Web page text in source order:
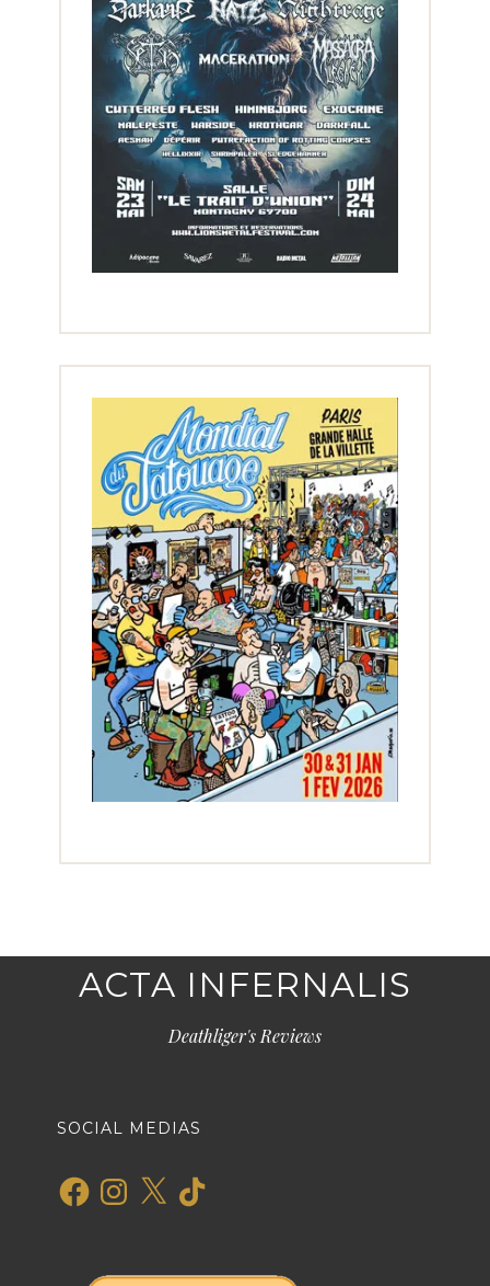
ACTA INFERNALIS
Deathliger's Reviews
SOCIAL MEDIAS
FacebookInstagram
X TikTok